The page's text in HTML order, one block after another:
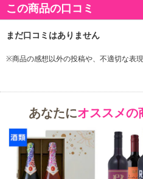
商品詳細
高い品質が世界で評価されている
した。
※熨斗対応・包装対応は行っており
・原産国（最終加工地）：イタリア
この商品の口コミ
※商品の感想以外の投稿や、不適切な表
あなたにオススメの